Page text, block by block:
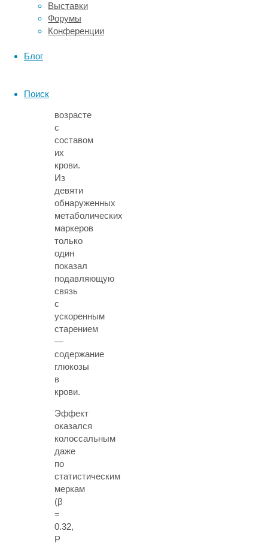
Выставки
Форумы
Конференции
Блог
Поиск
37.458
человек
возрасте
с
составом
их
крови.
Из
девяти
обнаруженных
метаболических
маркеров
только
один
показал
подавляющую
связь
с
ускоренным
старением
—
содержание
глюкозы
в
крови.
Эффект
оказался
колоссальным
даже
по
статистическим
меркам
(β
=
0.32,
P